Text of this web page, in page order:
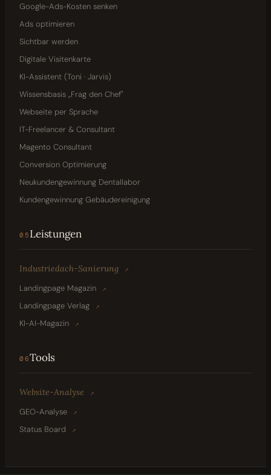
Google-Ads-Kosten senken
Ads optimieren
Sichtbar werden
Digitale Visitenkarte
KI-Assistent (Toni · Jarvis)
Wissensbasis „Frag den Chef"
Webseite per Sprache
IT-Freelancer & Consultant
Magento Consultant
Conversion Optimierung
Neukundengewinnung Dentallabor
Kundengewinnung Gebäudereinigung
05 Leistungen
Industriedach-Sanierung ↗
Landingpage Magazin ↗
Landingpage Verlag ↗
KI-AI-Magazin ↗
06Tools
Website-Analyse ↗
GEO-Analyse ↗
Status Board ↗